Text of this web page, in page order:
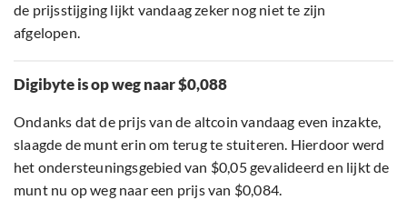
de prijsstijging lijkt vandaag zeker nog niet te zijn
afgelopen.
Digibyte is op weg naar $0,088
Ondanks dat de prijs van de altcoin vandaag even inzakte,
slaagde de munt erin om terug te stuiteren. Hierdoor werd
het ondersteuningsgebied van $0,05 gevalideerd en lijkt de
munt nu op weg naar een prijs van $0,084.